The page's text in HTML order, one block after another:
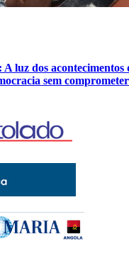
luz dos acontecimentos
sem